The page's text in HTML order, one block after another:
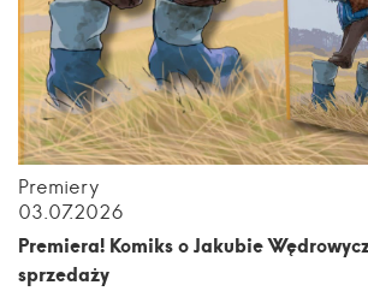
Premiery
03.07.2026
Premiera! Komiks o Jakubie
sprzedaży